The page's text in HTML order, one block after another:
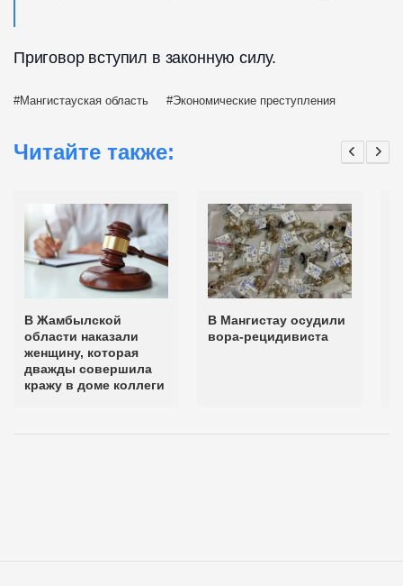
Приговор вступил в законную силу.
Мангистауская область Экономические преступления
Читайте также:
В Жамбылской
области наказали
женщину, которая
дважды совершила
кражу в доме коллеги
В Мангистау осудили
вора-рецидивиста